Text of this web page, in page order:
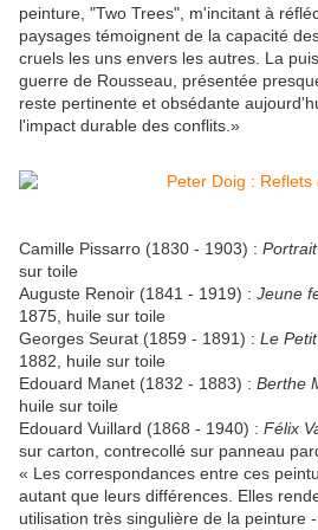
peinture, "Two Trees", m'incitant à
paysages témoignent de la capacité
cruels les uns envers les autres. La
guerre de Rousseau, présentée
reste pertinente et obsédante
l'impact durable des conflits.»
Camille Pissarro (1830 - 1903) :
sur toile
Auguste Renoir (1841 - 1919) : Jeune
1875, huile sur toile
Georges Seurat (1859 - 1891) : Le
1882, huile sur toile
Edouard Manet (1832 - 1883) : Berthe
huile sur toile
Edouard Vuillard (1868 - 1940) : Félix
sur carton, contrecollé sur panneau
« Les correspondances entre ces
autant que leurs différences. Elles
utilisation très singulière de la peinture